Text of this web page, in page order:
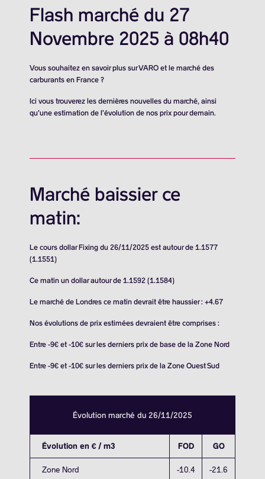
Flash marché du 27
Novembre 2025 à 08h40
Vous souhaitez en savoir plus sur VARO et le marché des
carburants en France ?
Ici vous trouverez les dernières nouvelles du marché, ainsi
qu’une estimation de l’évolution de nos prix pour demain.
Marché baissier ce
matin:
Le cours dollar Fixing du 26/11/2025 est autour de 1.1577
(1.1551)
Ce matin un dollar autour de 1.1592 (1.1584)
Le marché de Londres ce matin devrait être haussier : +4.67
Nos évolutions de prix estimées devraient être comprises :
Entre -9€ et -10€ sur les derniers prix de base de la Zone Nord
Entre -9€ et -10€ sur les derniers prix de la Zone Ouest Sud
Évolution marché du 26/11/2025
Évolution en € / m3 FOD GO
Zone Nord -10.4 -21.6